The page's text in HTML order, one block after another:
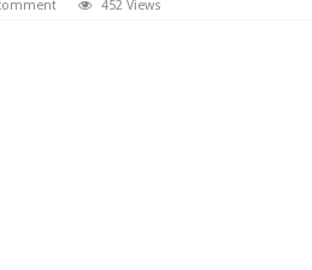
452 Views